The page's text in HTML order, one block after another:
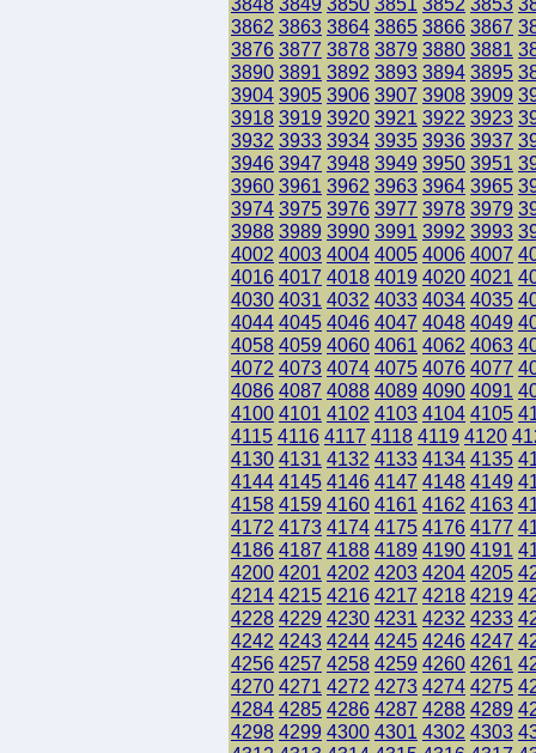
3862 3863 3864 3865 3866 3867
3876 3877 3878 3879 3880 3881
3890 3891 3892 3893 3894 3895
3904 3905 3906 3907 3908 3909
3918 3919 3920 3921 3922 3923
3932 3933 3934 3935 3936 3937
3946 3947 3948 3949 3950 3951
3960 3961 3962 3963 3964 3965
3974 3975 3976 3977 3978 3979
3988 3989 3990 3991 3992 3993
4002 4003 4004 4005 4006 4007
4016 4017 4018 4019 4020 4021
4030 4031 4032 4033 4034 4035
4044 4045 4046 4047 4048 4049
4058 4059 4060 4061 4062 4063
4072 4073 4074 4075 4076 4077
4086 4087 4088 4089 4090 4091
4100 4101 4102 4103 4104 4105
4115 4116 4117 4118 4119 4120
4130 4131 4132 4133 4134 4135
4144 4145 4146 4147 4148 4149
4158 4159 4160 4161 4162 4163
4172 4173 4174 4175 4176 4177
4186 4187 4188 4189 4190 4191
4200 4201 4202 4203 4204 4205
4214 4215 4216 4217 4218 4219
4228 4229 4230 4231 4232 4233
4242 4243 4244 4245 4246 4247
4256 4257 4258 4259 4260 4261
4270 4271 4272 4273 4274 4275
4284 4285 4286 4287 4288 4289
4298 4299 4300 4301 4302 4303